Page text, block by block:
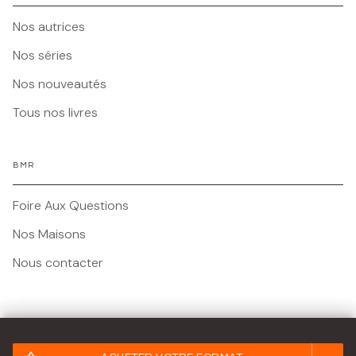
Nos autrices
Nos séries
Nos nouveautés
Tous nos livres
BMR
Foire Aux Questions
Nos Maisons
Nous contacter
Mentions légales